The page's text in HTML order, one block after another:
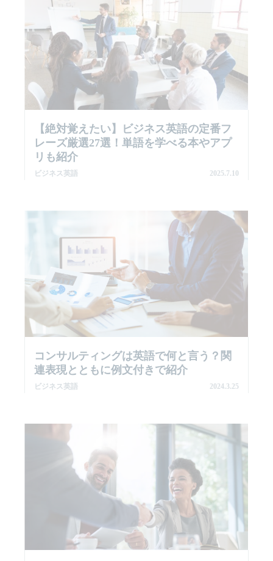
【絶対覚えたい】ビジネス英語の定番フ
レーズ厳選27選！単語を学べる本やアプ
リも紹介
ビジネス英語 2025.7.10
コンサルティングは英語で何と言う？関
連表現とともに例文付きで紹介
ビジネス英語 2024.3.25